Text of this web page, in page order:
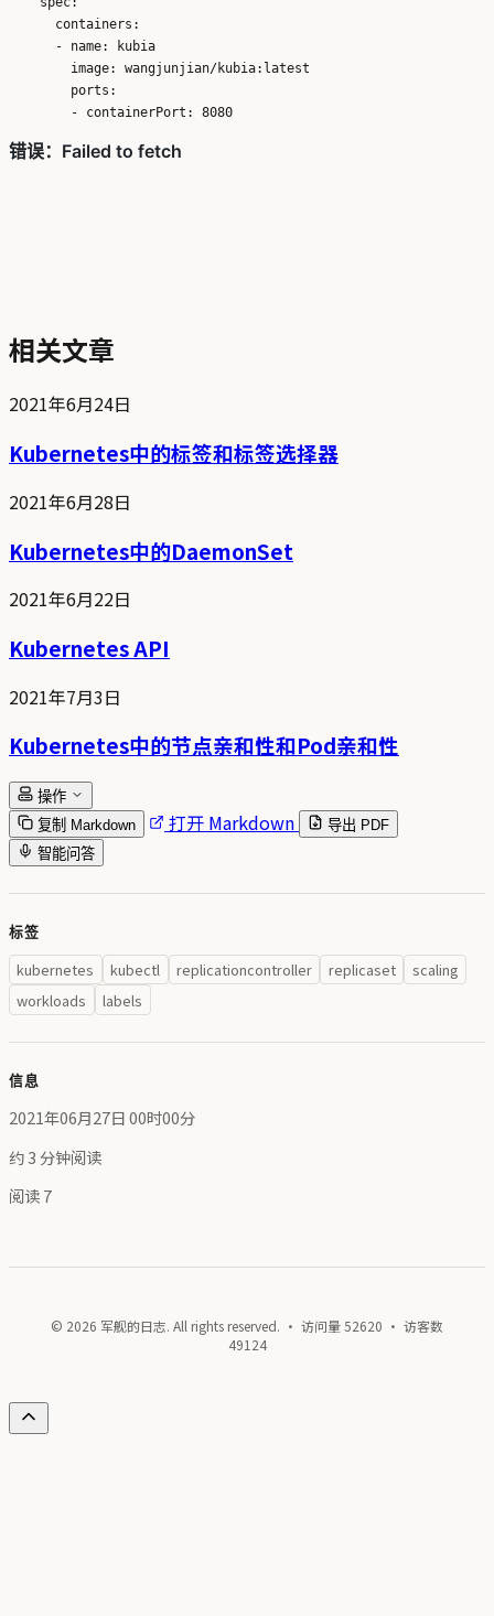
      containers:
      - name: kubia
        image: wangjunjian/kubia:latest
        ports:
相关文章
2021年6月24日
Kubernetes中的标签和标签选择器
2021年6月28日
Kubernetes中的DaemonSet
2021年6月22日
Kubernetes API
2021年7月3日
Kubernetes中的节点亲和性和Pod亲和性
操作
复制 Markdown
打开 Markdown
导出 PDF
智能问答
标签
kubernetes kubectl replicationcontroller replicaset
scaling
workloads
labels
信息
2021年06月27日 00时00分
约 3 分钟阅读
阅读7
© 2026 军舰的日志. All rights reserved. · 访问量52620 · 访客数
49124